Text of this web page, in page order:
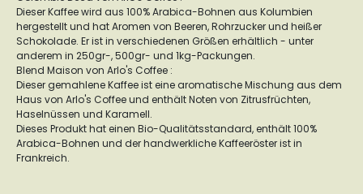
Dieser Kaffee wird aus 100% Arabica-Bohnen aus Kolumbien
hergestellt und hat Aromen von Beeren, Rohrzucker und heißer
Schokolade. Er ist in verschiedenen Größen erhältlich - unter
anderem in 250gr-, 500gr- und 1kg-Packungen.
Blend Maison von Arlo's Coffee :
Dieser gemahlene Kaffee ist eine aromatische Mischung aus dem
Haus von Arlo's Coffee und enthält Noten von Zitrusfrüchten,
Haselnüssen und Karamell.
Dieses Produkt hat einen Bio-Qualitätsstandard, enthält 100%
Arabica-Bohnen und der handwerkliche Kaffeeröster ist in
Frankreich.